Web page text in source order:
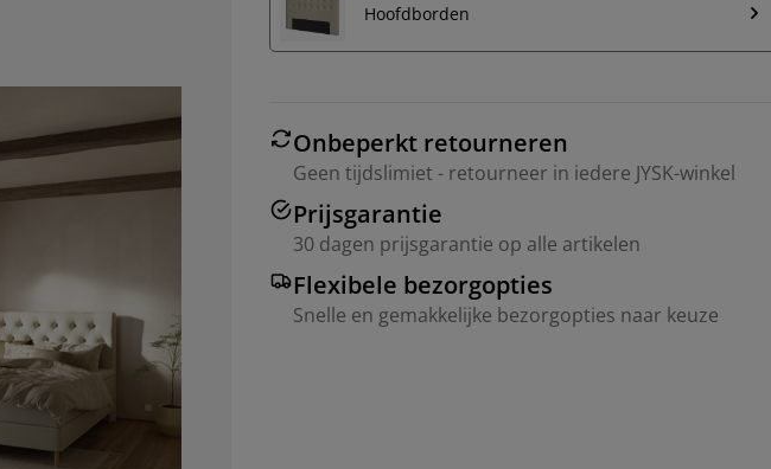
Hoofdborden
Onbeperkt retourneren
Geen tijdslimiet - retourneer in iedere JYSK-winkel
Prijsgarantie
30 dagen prijsgarantie op alle artikelen
Flexibele bezorgopties
Snelle en gemakkelijke bezorgopties naar keuze